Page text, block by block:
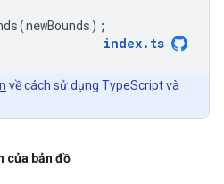
(newBounds);
index. ts
về cách sử dụng TypeScript và
của bản đồ